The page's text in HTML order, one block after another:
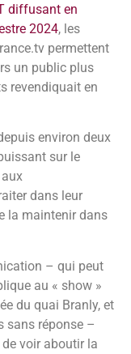
diffusant en
2024, les
permettent
un public plus
revendiquait en
environ deux
sur le
dans leur
la maintenir dans
– qui peut
au « show »
du quai Branly, et
sans réponse –
de voir aboutir la